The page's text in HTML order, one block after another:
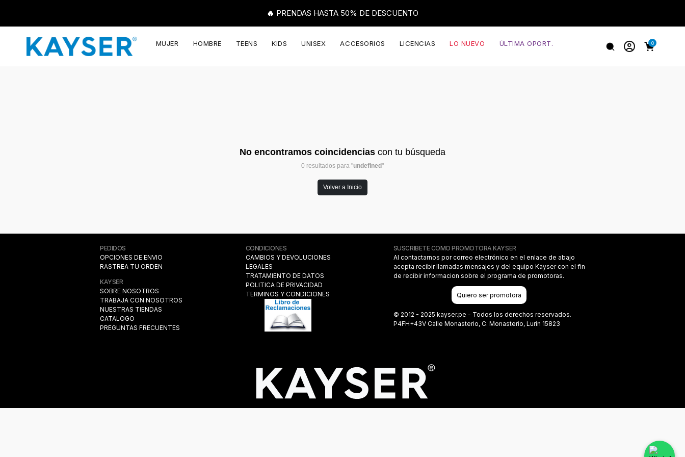
🔥 PRENDAS HASTA 50% DE DESCUENTO
MUJER HOMBRE TEENS KIDS UNISEX ACCESORIOS LICENCIAS LO NUEVO ÚLTIMA OPORT. 0
No encontramos coincidencias con tu búsqueda
0 resultados para "undefined"
Volver a Inicio
PEDIDOS
OPCIONES DE ENVIO
RASTREA TU ORDEN
KAYSER
SOBRE NOSOTROS
TRABAJA CON NOSOTROS
NUESTRAS TIENDAS
CATALOGO
PREGUNTAS FRECUENTES
CONDICIONES
CAMBIOS Y DEVOLUCIONES
LEGALES
TRATAMIENTO DE DATOS
POLITICA DE PRIVACIDAD
TERMINOS Y CONDICIONES
SUSCRIBETE COMO PROMOTORA KAYSER
Al contactarnos por correo electrónico en el enlace de abajo
acepta recibir llamadas mensajes y del equipo Kayser con el fin
de recibir informacion sobre el programa de promotoras.
Quiero ser promotora
© 2012 - 2025 kayser.pe - Todos los derechos reservados.
P4FH+43V Calle Monasterio, C. Monasterio, Lurín 15823